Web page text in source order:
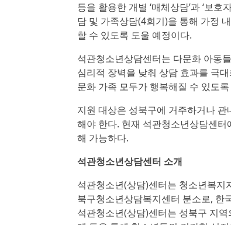
등을 활용한 개별 ‘매체상담’과 ‘보
담 및 가족상담(4회기)을 통해 가정
할 수 있도록 도울 예정이다.
석관청소년상담센터는 다문화 아동
심리적 장벽을 낮춰 상담 효과를 극
문화 가족 모두가 행복해질 수 있도
지원 대상은 성북구에 거주하거나
해야 한다. 현재 석관청소년상담센
해 가능하다.
석관청소년상담센터 소개
석관청소년(상담)센터는 청소년복
북구청소년상담복지센터 분소로, 한
석관청소년(상담)센터는 성북구 지